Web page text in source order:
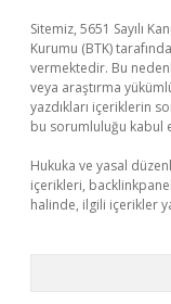
Sitemiz, 5651 Sayılı
Kurumu (BTK)
vermektedir. Bu
veya araştırma
yazdıkları içeriklerin
bu sorumluluğu kabul
Hukuka ve yasal
içerikleri,
halinde, ilgili içerikler